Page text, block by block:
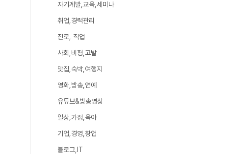
자기계발,교육,세미나
취업,경력관리
진로, 직업
사회,비평,고발
맛집,숙박,여행지
영화,방송,연예
유튜브&방송영상
일상,가정,육아
기업,경영,창업
블로그,IT